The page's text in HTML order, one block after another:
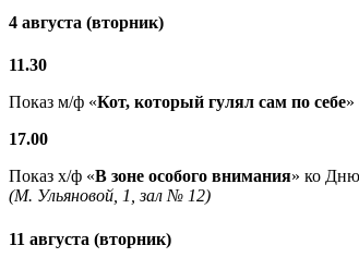
4 августа (вторник)
11.30
Показ м/ф «Кот, который гулял сам по себе»
17.00
Показ х/ф «В зоне особого внимания» ко
(М. Ульяновой, 1, зал № 12)
11 августа (вторник)